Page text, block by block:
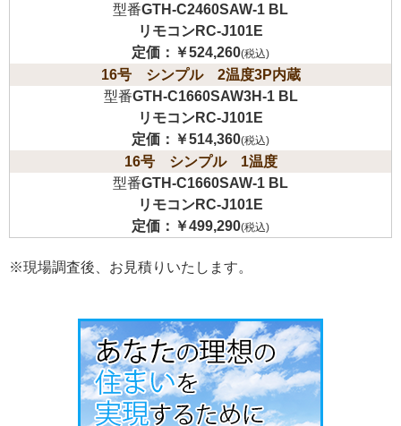
型番GTH-C2460SAW-1 BL
リモコンRC-J101E
定価： ￥524,260(税込)
16号 シンプル 2温度3P内蔵
型番GTH-C1660SAW3H-1 BL
リモコンRC-J101E
定価： ￥514,360(税込)
16号 シンプル 1温度
型番GTH-C1660SAW-1 BL
リモコンRC-J101E
定価： ￥499,290(税込)
※現場調査後、お見積りいたします。